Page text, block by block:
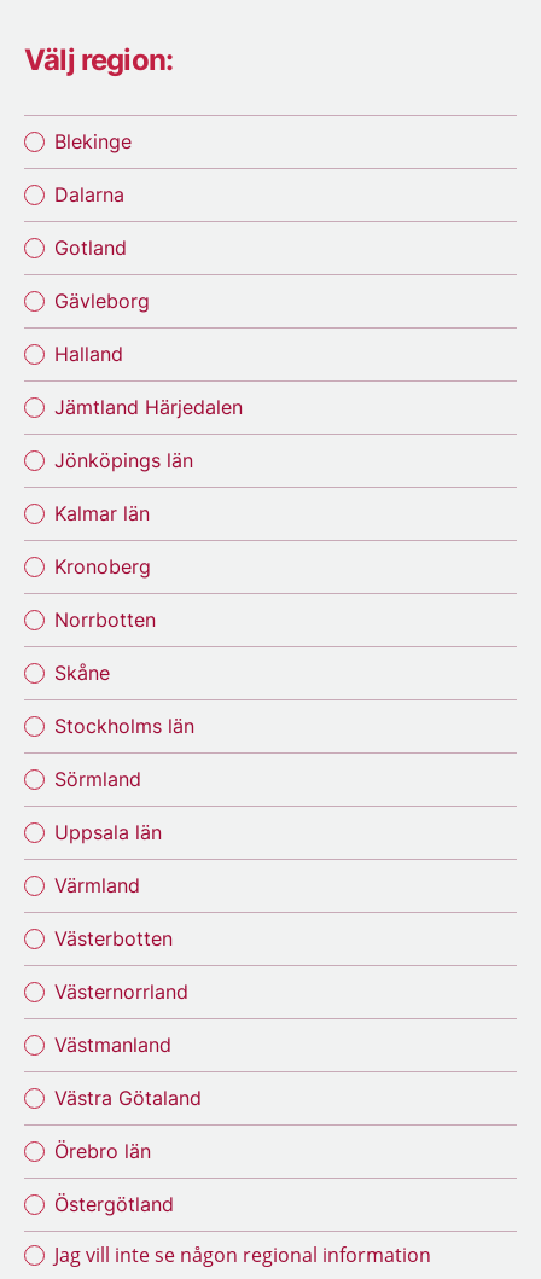
Välj region:
Blekinge
Dalarna
Gotland
Gävleborg
Halland
Jämtland Härjedalen
Jönköpings län
Kalmar län
Kronoberg
Norrbotten
Skåne
Stockholms län
Sörmland
Uppsala län
Värmland
Västerbotten
Västernorrland
Västmanland
Västra Götaland
Örebro län
Östergötland
Jag vill inte se någon regional information